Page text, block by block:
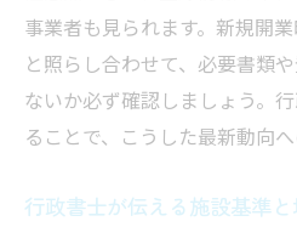
事業者も見られます。新規開
と照らし合わせて、必要書類
ないか必ず確認しましょう。
ることで、こうした最新動向へ
行政書士が伝える施設基準